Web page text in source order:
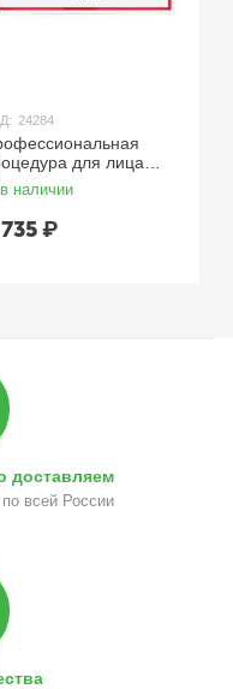
24284
для лица
/ Anti-
150 мл x 3 Aravia
в наличии
₽
доставляем
всей России